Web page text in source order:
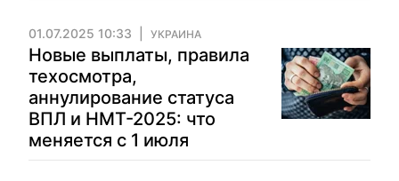
01.07.2025 10:33 УКРАИНА
Новые выплаты, правила
техосмотра,
аннулирование статуса
ВПЛ и НМТ-2025: что
меняется с 1 июля